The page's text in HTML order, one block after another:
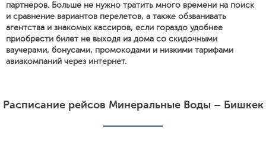
партнеров. Больше не нужно тратить много времени на поиск
и сравнение вариантов перелетов, а также обзванивать
агентства и знакомых кассиров, если гораздо удобнее
приобрести билет не выходя из дома со скидочными
ваучерами, бонусами, промокодами и низкими тарифами
авиакомпаний через интернет.
Расписание рейсов Минеральные Воды – Бишкек